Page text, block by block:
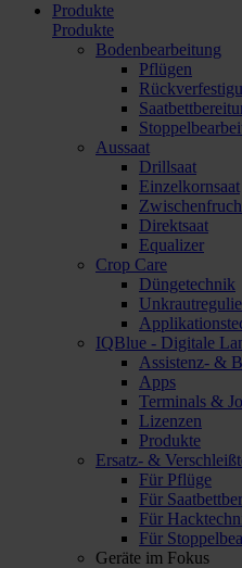
Produkte
Produkte
Bodenbearbeitung
Pflügen
Aussaat
Drillsaat
Einzelkornsaat
Direktsaat
Equalizer
Crop Care
Düngetechnik
IQBlue - Digitale
Assistenz- &
Apps
Terminals &
Lizenzen
Produkte
Ersatz- &
Für Pflüge
Für
Für
Für
Geräte im Fokus